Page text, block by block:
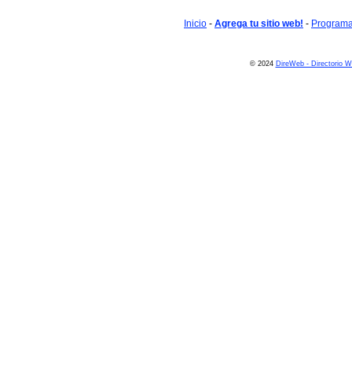
Inicio - Agrega tu sitio web! -
© 2024 DireWeb - Directorio